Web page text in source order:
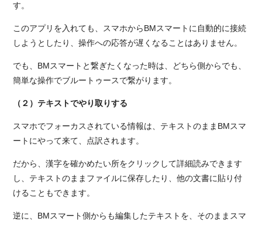
す。
このアプリを入れても、スマホからBMスマートに自動的に接続
しようとしたり、操作への応答が遅くなることはありません。
でも、BMスマートと繋ぎたくなった時は、どちら側からでも、
簡単な操作でブルートゥースで繋がります。
（２）テキストでやり取りする
スマホでフォーカスされている情報は、テキストのままBMスマ
ートにやって来て、点訳されます。
だから、漢字を確かめたい所をクリックして詳細読みできます
し、テキストのままファイルに保存したり、他の文書に貼り付
けることもできます。
逆に、BMスマート側からも編集したテキストを、そのままスマ